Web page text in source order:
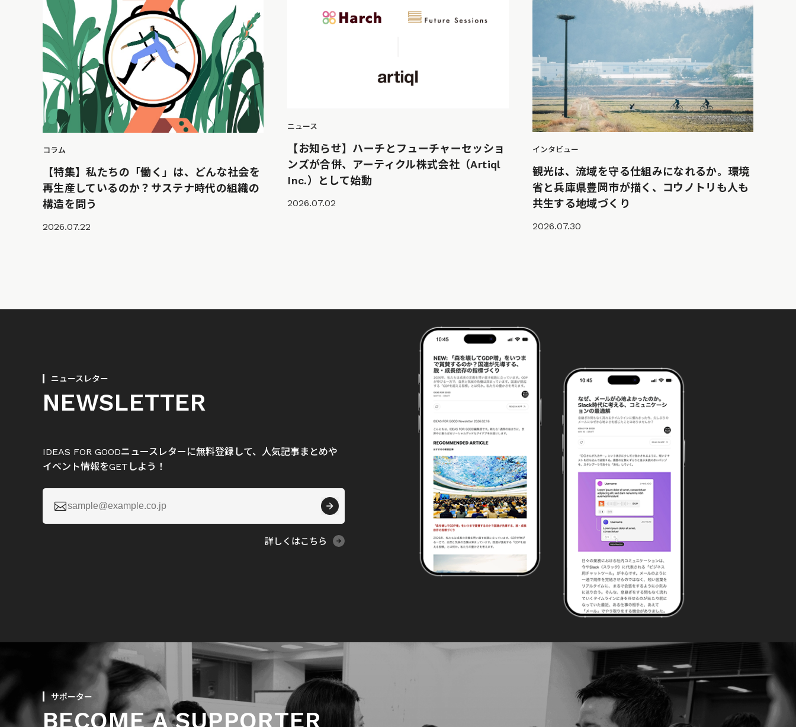
コラム
【特集】私たちの「働く」は、どんな社会を
再生産しているのか？サステナ時代の組織の
構造を問う
2026.07.22
ニュース
【お知らせ】ハーチとフューチャーセッショ
ンズが合併、アーティクル株式会社（Artiql
Inc.）として始動
2026.07.02
インタビュー
観光は、流域を守る仕組みになれるか。環境
省と兵庫県豊岡市が描く、コウノトリも人も
共生する地域づくり
2026.07.30
ニュースレター
NEWSLETTER
IDEAS FOR GOODニュースレターに無料登録して、人気記事まとめや
イベント情報をGETしよう！

詳しくはこちら
サポーター
BECOME A SUPPORTER